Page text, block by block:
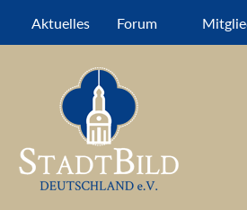
Aktuelles Forum